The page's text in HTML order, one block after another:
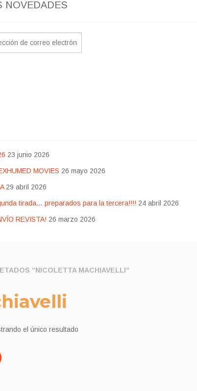
NOVEDADES
23 junio 2026
MOVIES 26 mayo 2026
29 abril 2026
tirada… preparados para la tercera!!!! 24 abril 2026
REVISTA! 26 marzo 2026
“NICOLETTA MACHIAVELLI”
el único resultado